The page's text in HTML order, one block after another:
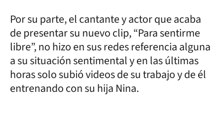
Por su parte, el cantante y actor que acaba
de presentar su nuevo clip, “Para sentirme
libre”, no hizo en sus redes referencia alguna
a su situación sentimental y en las últimas
horas solo subió videos de su trabajo y de él
entrenando con su hija Nina.